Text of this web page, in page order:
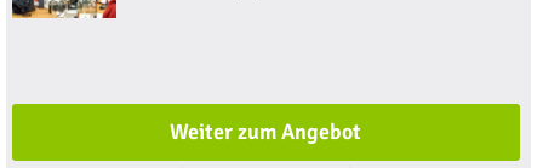
Weiter zum Angebot